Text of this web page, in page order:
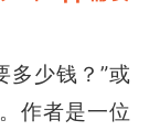
多少钱？”或
作者是一位